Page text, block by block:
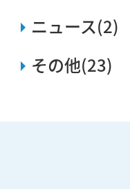
ニュース(2)
その他(23)